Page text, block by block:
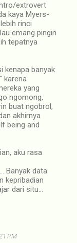
extrovert
kaya Myers-
rinci
emang pingin
tepatnya
kenapa banyak
karena
yang
ngomong,
buat ngobrol,
akhirnya
being and
aku rasa
Banyak data
kepribadian
dari situ...
PM